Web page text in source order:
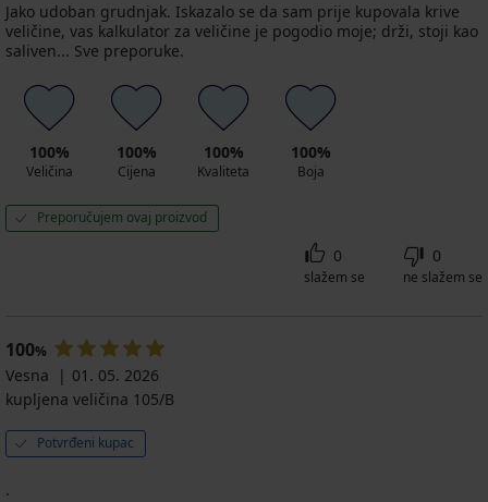
Jako udoban grudnjak. Iskazalo se da sam prije kupovala krive
veličine, vas kalkulator za veličine je pogodio moje; drži, stoji kao
saliven... Sve preporuke.
100%
Veličina
100%
Cijena
100%
Kvaliteta
100%
Boja
Preporučujem ovaj proizvod
0
slažem se
0
ne slažem se
100%
Vesna
01. 05. 2026
kupljena veličina 105/B
Potvrđeni kupac
.